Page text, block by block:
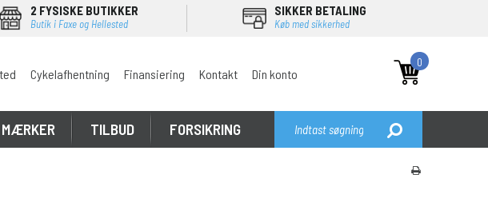
2 FYSISKE BUTIKKER
Butik i Faxe og Hellested
SIKKER BETALING
Køb med sikkerhed
Cykelafhentning Finansiering Kontakt Din konto
0
MÆRKER TILBUD FORSIKRING